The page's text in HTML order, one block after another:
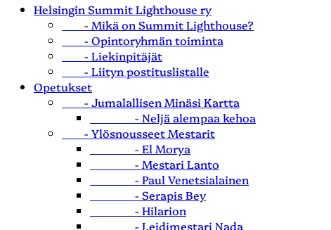
Helsingin Summit Lighthouse ry
- Mikä on Summit Lighthouse?
- Opintoryhmän toiminta
- Liekinpitäjät
- Liityn postituslistalle
Opetukset
- Jumalallisen Minäsi Kartta
- Neljä alempaa kehoa
- Ylösnousseet Mestarit
- El Morya
- Mestari Lanto
- Paul Venetsialainen
- Serapis Bey
- Hilarion
- Leidimestari Nada